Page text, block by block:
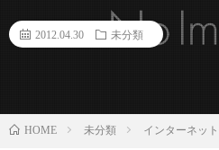
2012.04.30 未分類
HOME 未分類 インターネッ